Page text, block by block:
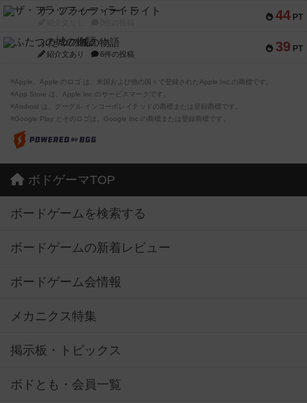
44 PT
ザ・フラッフィー・ライト
39 PT
ふたつの城の物語
紹介文あり 6件の投稿
※Apple、Apple のロゴ は、米国および他の国々で登録されたApple Inc.の商標です。
※App Store は、Apple Inc.のサービスマークです。
※Android は、グーグル インコーポレイテッドの商標または登録商標です。
※Google Play とそのロゴは、Google Inc.の商標または登録商標です。
ボドゲーマTOP
ボードゲームを検索する
ボードゲームの新着レビュー
ボードゲーム会情報
メカニクス特集
掲示板・トピックス
ボドとも・会員一覧